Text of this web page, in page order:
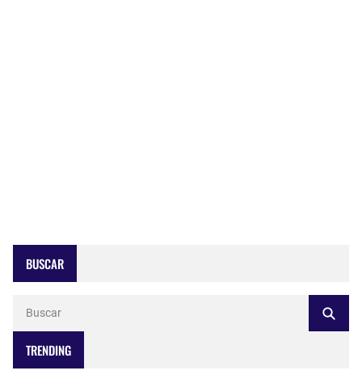
BUSCAR
TRENDING